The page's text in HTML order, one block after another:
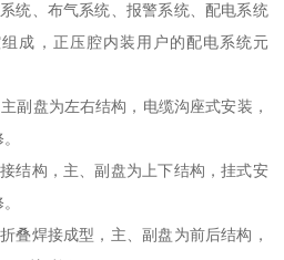
统、布气系统、报警系统、配电系统
成，正压腔内装用户的配电系统元
副盘为左右结构，电缆沟座式安装，
结构，主、副盘为上下结构，挂式安
叠焊接成型，主、副盘为前后结构，